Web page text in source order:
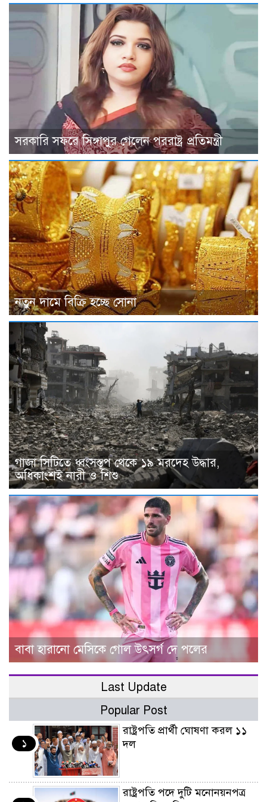
সরকারি সফরে সিঙ্গাপুর গেলেন পররাষ্ট্র প্রতিমন্ত্রী
নতুন দামে বিক্রি হচ্ছে সোনা
গাজা সিটিতে ধ্বংসস্তূপ থেকে ১৯ মরদেহ উদ্ধার,
অধিকাংশই নারী ও শিশু
বাবা হারানো মেসিকে গোল উৎসর্গ দে পলের
Last Update
Popular Post
১
রাষ্ট্রপতি প্রার্থী ঘোষণা করল ১১
দল
রাষ্ট্রপতি পদে দুটি মনোনয়নপত্র